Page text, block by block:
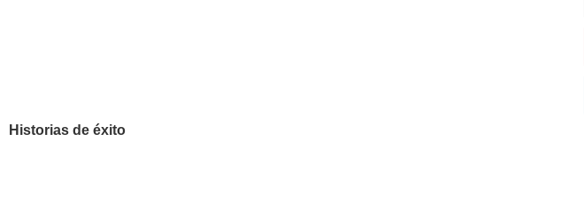
Historias de éxito